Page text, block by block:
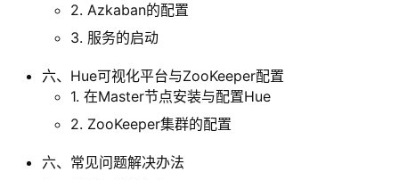
2. Azkaban的配置
3. 服务的启动
六、Hue可视化平台与ZooKeeper配置‌
1. 在Master节点安装与配置Hue‌
2. ZooKeeper集群的配置
六、常见问题解决办法